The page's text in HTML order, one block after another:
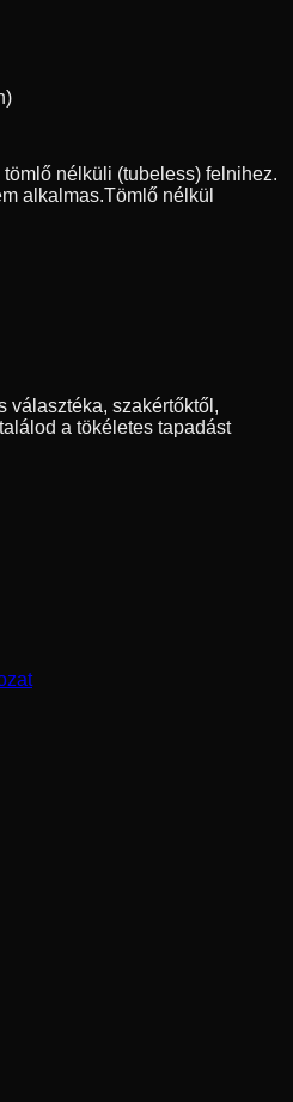
tömlő nélküli (tubeless) felnihez.
alkalmas.Tömlő nélkül
választéka, szakértőktől,
a tökéletes tapadást